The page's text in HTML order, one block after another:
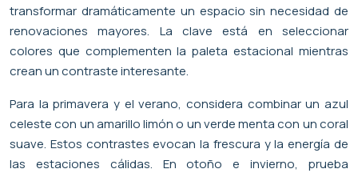
transformar dramáticamente un espacio sin necesidad de
renovaciones mayores. La clave está en seleccionar
colores que complementen la paleta estacional mientras
crean un contraste interesante.
Para la primavera y el verano, considera combinar un azul
celeste con un amarillo limón o un verde menta con un coral
suave. Estos contrastes evocan la frescura y la energía de
las estaciones cálidas. En otoño e invierno, prueba